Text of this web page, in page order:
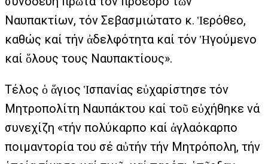
Ναυπακτίων, τόν Σεβασμιώτατο κ. Ἱερόθεο,
καθώς καί τήν ἀδελφότητα καί τόν Ἡγούμενο
καί ὅλους τους Ναυπακτίους».
Τέλος ὁ ἅγιος Ἱσπανίας εὐχαρίστησε τόν
Μητροπολίτη Ναυπάκτου καί τοῦ εὐχήθηκε νά
συνεχίζη «τήν πολύκαρπο καί ἀγλαόκαρπο
ποιμαντορία του σέ αὐτήν τήν Μητρόπολη, τήν